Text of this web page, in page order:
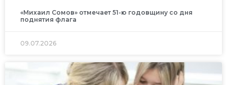
«Михаил Сомов» отмечает 51-ю годовщину со дня
поднятия флага
09.07.2026